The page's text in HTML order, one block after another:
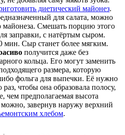
диетический майонез.
для салата, можно
Смешать порцию этого
заправки, с натёртым сыром.
мин. Сыр станет более мягким.
получится даже без
кольца. Его могут заменить
размера, которую
фольга для выпечки. Её нужно
раз, чтобы она образовала полосу,
чем предполагаемая высота
можно, завернув наружу верхний
хлебом.